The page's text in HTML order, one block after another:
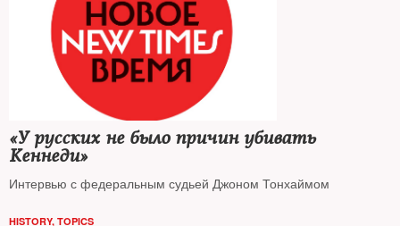
«У русских не было причин убивать
Кеннеди»
Интервью с федеральным судьей Джоном Тонхаймом
HISTORY, TOPICS